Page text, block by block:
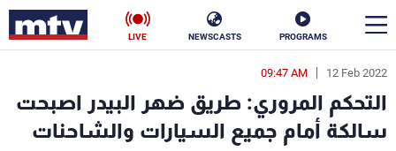
PROGRAMS
NEWSCASTS
LIVE
12 Feb 2022
09:47 AM
التحكم المروري: طريق ضهر البيدر اصبحت
سالكة أمام جميع السيارات والشاحنات
en
الأخبار